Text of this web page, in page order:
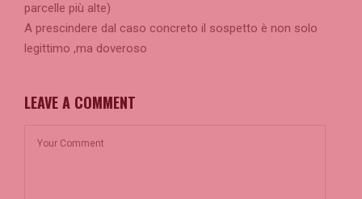
parcelle più alte)
A prescindere dal caso concreto il sospetto è non solo
legittimo ,ma doveroso
LEAVE A COMMENT